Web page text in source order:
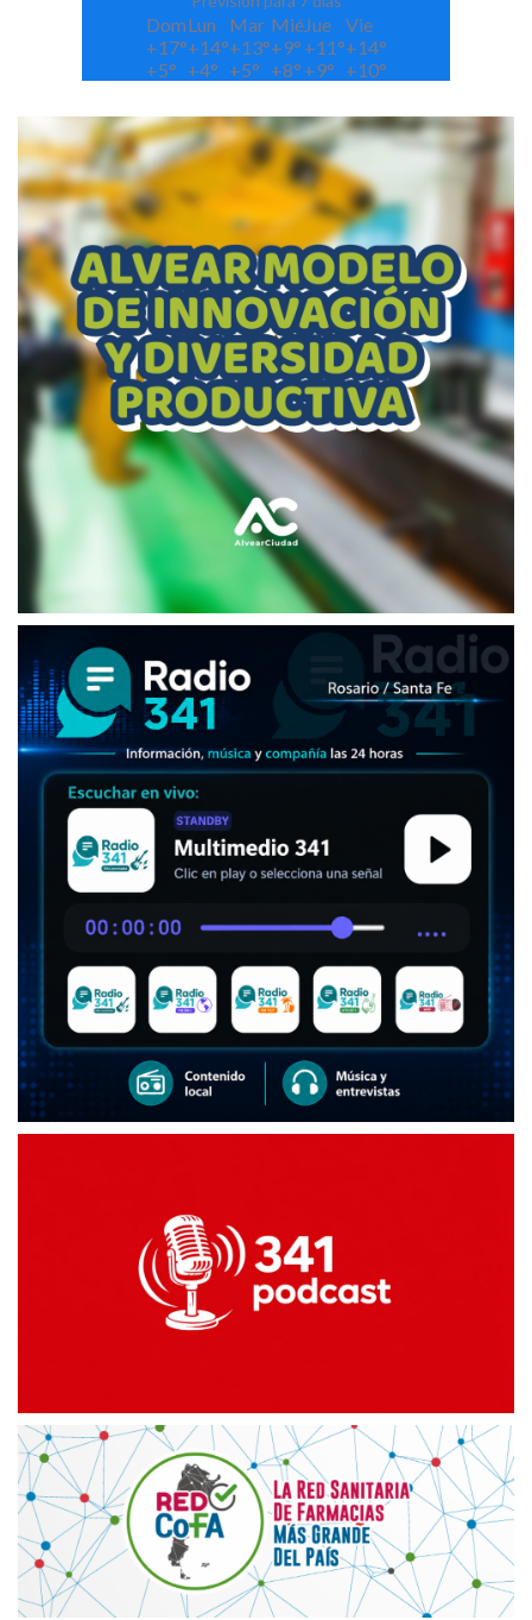
DomLun Mar MiéJue
Vie
+17°+14°+13°+9° +11°+14°
+5° +4° +5° +8° +9° +10°